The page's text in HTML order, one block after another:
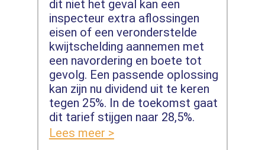
dit niet het geval kan een
inspecteur extra aflossingen
eisen of een veronderstelde
kwijtschelding aannemen met
een navordering en boete tot
gevolg. Een passende oplossing
kan zijn nu dividend uit te keren
tegen 25%. In de toekomst gaat
dit tarief stijgen naar 28,5%.
Lees meer >